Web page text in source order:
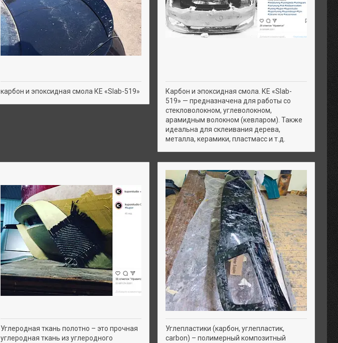
карбон и эпоксидная смола КЕ «Slab-519»
Карбон и эпоксидная смола. КЕ «Slab-
519» — предназначена для работы со
стекловолокном, углеволокном,
арамидным волокном (кевларом). Также
идеальна для склеивания дерева,
металла, керамики, пластмасс и т.д.
Углеродная ткань полотно – это прочная
углеродная ткань из углеродного
Углепластики (карбон, углепластик,
carbon) – полимерный композитный